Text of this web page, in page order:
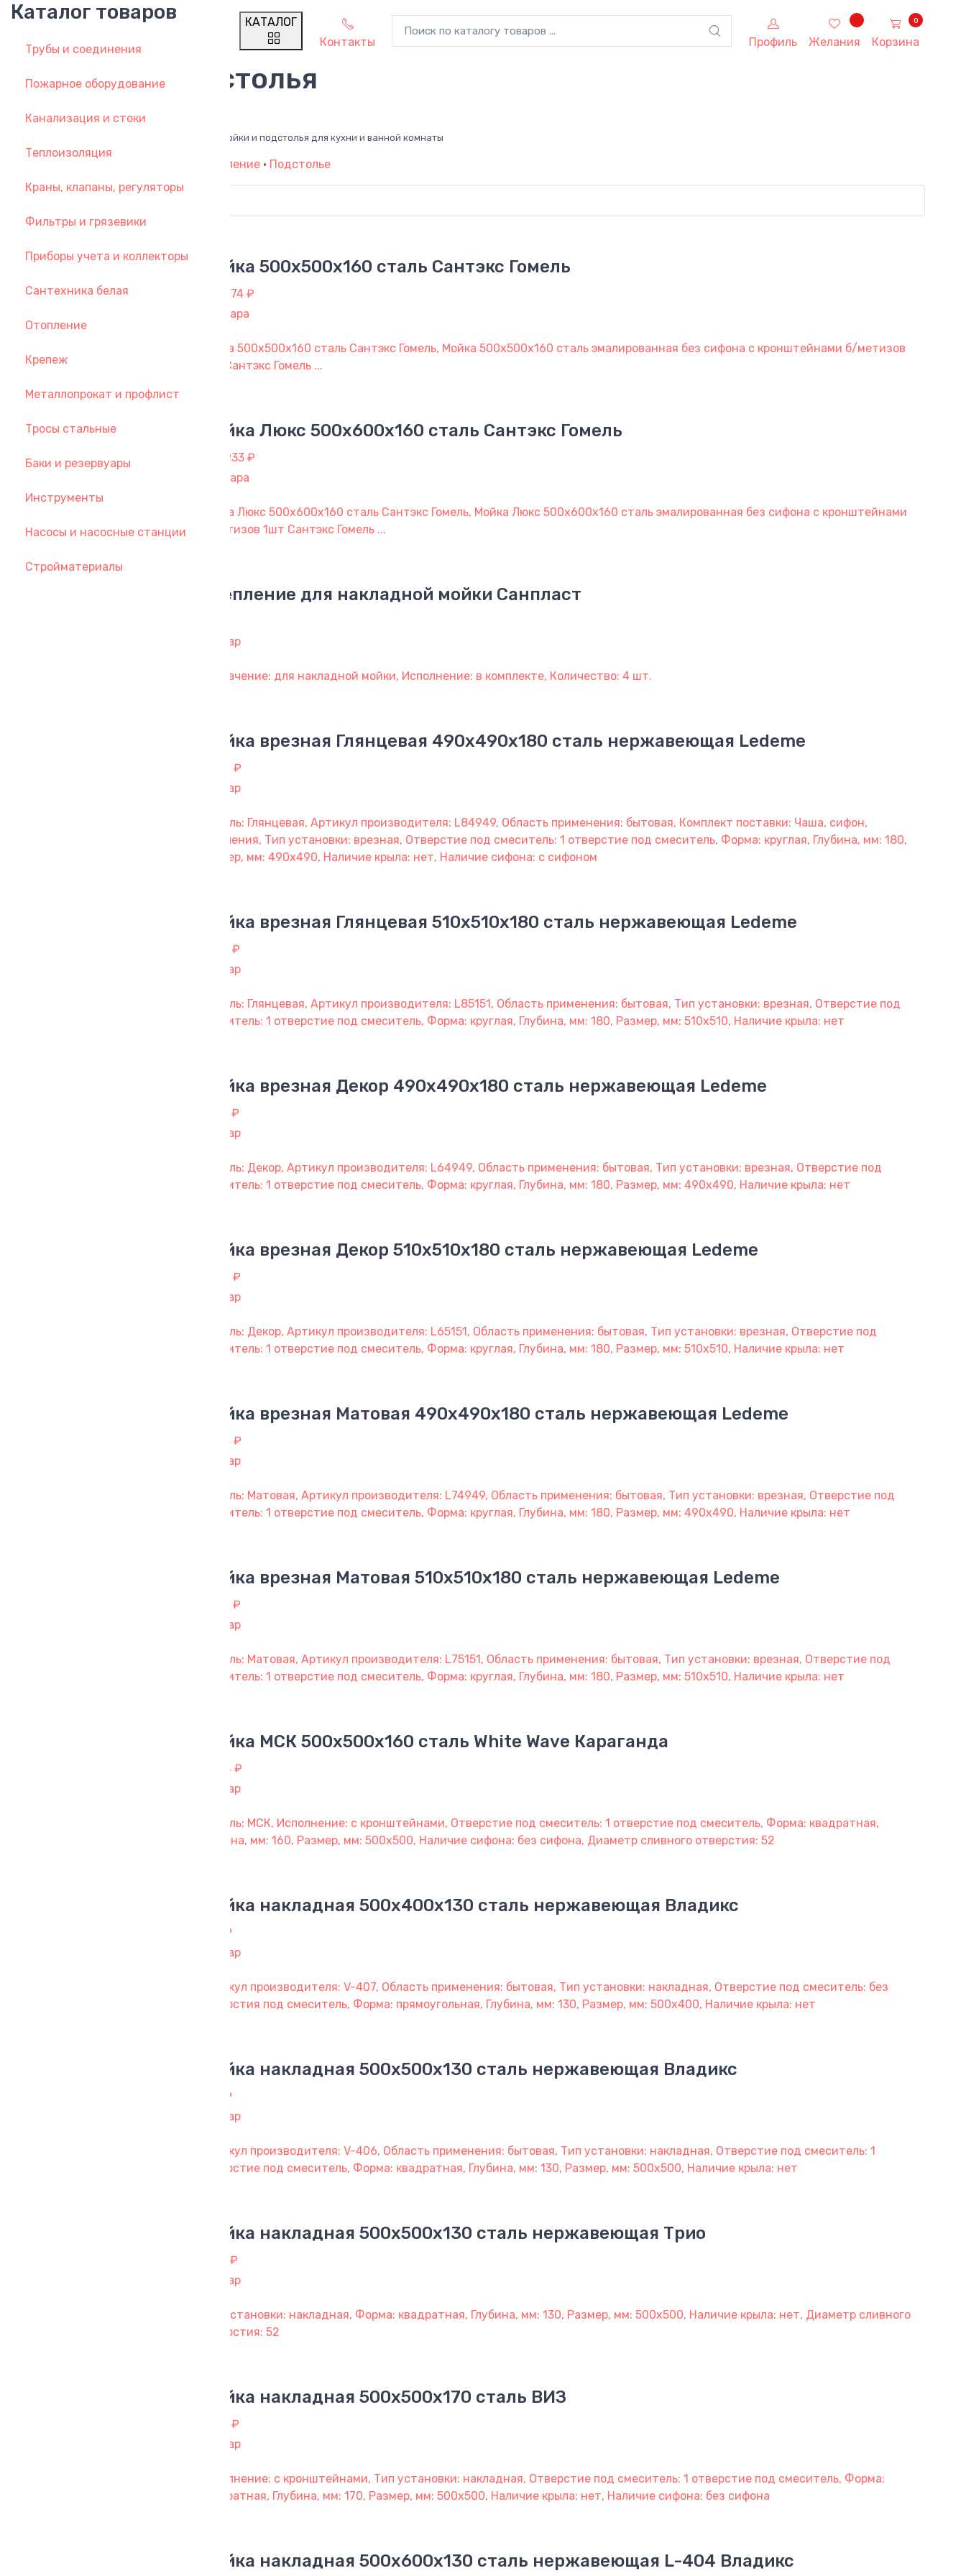
КАТАЛОГ
Контакты
Профиль Желания
0
Корзина
Мойки и подстолья
Мойки и подстолья для кухни и ванной комнаты
Крепление • Подстолье
Мойка 500х500х160 сталь Сантэкс Гомель
от 1 774 ₽
2 товара
Мойка 500х500х160 сталь Сантэкс Гомель, Мойка 500х500х160 сталь эмалированная без сифона с кронштейнами б/метизов
1шт Сантэкс Гомель ...
Мойка Люкс 500х600х160 сталь Сантэкс Гомель
от 1 933 ₽
2 товара
Мойка Люкс 500х600х160 сталь Сантэкс Гомель, Мойка Люкс 500х600х160 сталь эмалированная без сифона с кронштейнами
б/метизов 1шт Сантэкс Гомель ...
Крепление для накладной мойки Санпласт
1 товар
Назначение: для накладной мойки, Исполнение: в комплекте, Количество: 4 шт.
Мойка врезная Глянцевая 490х490х180 сталь нержавеющая Ledeme
3 482 ₽
1 товар
Модель: Глянцевая, Артикул производителя: L84949, Область применения: бытовая, Комплект поставки: Чаша, сифон,
крепления, Тип установки: врезная, Отверстие под смеситель: 1 отверстие под смеситель, Форма: круглая, Глубина, мм: 180,
Размер, мм: 490х490, Наличие крыла: нет, Наличие сифона: с сифоном
Мойка врезная Глянцевая 510х510х180 сталь нержавеющая Ledeme
3 772 ₽
1 товар
Модель: Глянцевая, Артикул производителя: L85151, Область применения: бытовая, Тип установки: врезная, Отверстие под
смеситель: 1 отверстие под смеситель, Форма: круглая, Глубина, мм: 180, Размер, мм: 510х510, Наличие крыла: нет
Мойка врезная Декор 490х490х180 сталь нержавеющая Ledeme
4 183 ₽
1 товар
Модель: Декор, Артикул производителя: L64949, Область применения: бытовая, Тип установки: врезная, Отверстие под
смеситель: 1 отверстие под смеситель, Форма: круглая, Глубина, мм: 180, Размер, мм: 490х490, Наличие крыла: нет
Мойка врезная Декор 510х510х180 сталь нержавеющая Ledeme
4 255 ₽
1 товар
Модель: Декор, Артикул производителя: L65151, Область применения: бытовая, Тип установки: врезная, Отверстие под
смеситель: 1 отверстие под смеситель, Форма: круглая, Глубина, мм: 180, Размер, мм: 510х510, Наличие крыла: нет
Мойка врезная Матовая 490х490х180 сталь нержавеющая Ledeme
3 604 ₽
1 товар
Модель: Матовая, Артикул производителя: L74949, Область применения: бытовая, Тип установки: врезная, Отверстие под
смеситель: 1 отверстие под смеситель, Форма: круглая, Глубина, мм: 180, Размер, мм: 490х490, Наличие крыла: нет
Мойка врезная Матовая 510х510х180 сталь нержавеющая Ledeme
3 807 ₽
1 товар
Модель: Матовая, Артикул производителя: L75151, Область применения: бытовая, Тип установки: врезная, Отверстие под
смеситель: 1 отверстие под смеситель, Форма: круглая, Глубина, мм: 180, Размер, мм: 510х510, Наличие крыла: нет
Мойка МСК 500х500х160 сталь White Wave Караганда
2 464 ₽
1 товар
Модель: МСК, Исполнение: с кронштейнами, Отверстие под смеситель: 1 отверстие под смеситель, Форма: квадратная,
Глубина, мм: 160, Размер, мм: 500х500, Наличие сифона: без сифона, Диаметр сливного отверстия: 52
Мойка накладная 500х400х130 сталь нержавеющая Владикс
844 ₽
1 товар
Артикул производителя: V-407, Область применения: бытовая, Тип установки: накладная, Отверстие под смеситель: без
отверстия под смеситель, Форма: прямоугольная, Глубина, мм: 130, Размер, мм: 500х400, Наличие крыла: нет
Мойка накладная 500х500х130 сталь нержавеющая Владикс
999 ₽
1 товар
Артикул производителя: V-406, Область применения: бытовая, Тип установки: накладная, Отверстие под смеситель: 1
отверстие под смеситель, Форма: квадратная, Глубина, мм: 130, Размер, мм: 500х500, Наличие крыла: нет
Мойка накладная 500х500х130 сталь нержавеющая Трио
1 018 ₽
1 товар
Тип установки: накладная, Форма: квадратная, Глубина, мм: 130, Размер, мм: 500х500, Наличие крыла: нет, Диаметр сливного
отверстия: 52
Мойка накладная 500х500х170 сталь ВИЗ
1 983 ₽
1 товар
Исполнение: с кронштейнами, Тип установки: накладная, Отверстие под смеситель: 1 отверстие под смеситель, Форма:
квадратная, Глубина, мм: 170, Размер, мм: 500х500, Наличие крыла: нет, Наличие сифона: без сифона
Мойка накладная 500х600х130 сталь нержавеющая L-404 Владикс
Каталог товаров
Трубы и соединения
Пожарное оборудование
Канализация и стоки
Теплоизоляция
Краны, клапаны, регуляторы
Фильтры и грязевики
Приборы учета и коллекторы
Сантехника белая
Отопление
Крепеж
Металлопрокат и профлист
Тросы стальные
Баки и резервуары
Инструменты
Насосы и насосные станции
Стройматериалы